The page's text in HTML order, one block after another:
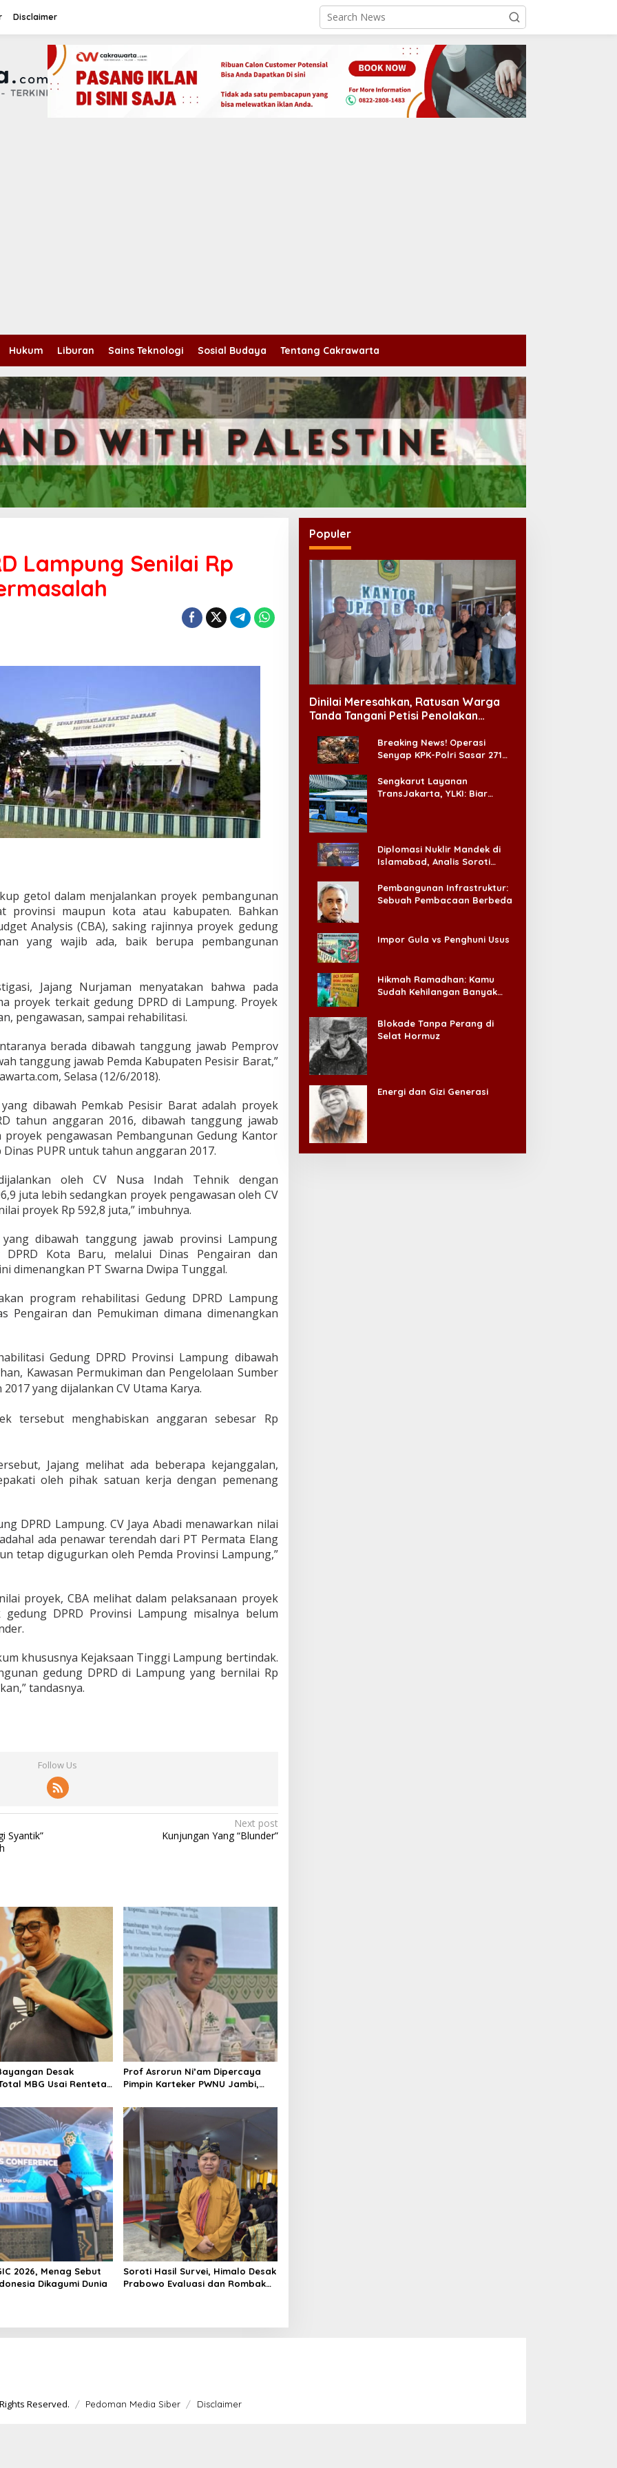
Disclaimer
Hukum Liburan Sains Teknologi Sosial Budaya Tentang Cakrawarta
Lampung Senilai Rp
getol dalam menjalankan proyek pembangunan
provinsi maupun kota atau kabupaten. Bahkan
Analysis (CBA), saking rajinnya proyek gedung
yang wajib ada, baik berupa pembangunan
Jajang Nurjaman menyatakan bahwa pada
proyek terkait gedung DPRD di Lampung. Proyek
pengawasan, sampai rehabilitasi.
berada dibawah tanggung jawab Pemprov
tanggung jawab Pemda Kabupaten Pesisir Barat,”
Selasa (12/6/2018).
dibawah Pemkab Pesisir Barat adalah proyek
tahun anggaran 2016, dibawah tanggung jawab
proyek pengawasan Pembangunan Gedung Kantor
PUPR untuk tahun anggaran 2017.
oleh CV Nusa Indah Tehnik dengan
juta lebih sedangkan proyek pengawasan oleh CV
proyek Rp 592,8 juta,” imbuhnya.
dibawah tanggung jawab provinsi Lampung
DPRD Kota Baru, melalui Dinas Pengairan dan
dimenangkan PT Swarna Dwipa Tunggal.
program rehabilitasi Gedung DPRD Lampung
Pengairan dan Pemukiman dimana dimenangkan
Gedung DPRD Provinsi Lampung dibawah
Kawasan Permukiman dan Pengelolaan Sumber
yang dijalankan CV Utama Karya.
tersebut menghabiskan anggaran sebesar Rp
Jajang melihat ada beberapa kejanggalan,
oleh pihak satuan kerja dengan pemenang
DPRD Lampung. CV Jaya Abadi menawarkan nilai
ada penawar terendah dari PT Permata Elang
tetap digugurkan oleh Pemda Provinsi Lampung,”
proyek, CBA melihat dalam pelaksanaan proyek
DPRD Provinsi Lampung misalnya belum
khususnya Kejaksaan Tinggi Lampung bertindak.
gedung DPRD di Lampung yang bernilai Rp
tandasnya.
Follow Us
Syantik”
Next post
Kunjungan Yang “Blunder”
Desak
MBG Usai Rentetan
Prof Asrorun Ni’am Dipercaya
Pimpin Karteker PWNU Jambi,
Kepemimpinan NU
2026, Menag Sebut
Dikagumi Dunia
Soroti Hasil Survei, Himalo Desak
Prabowo Evaluasi dan Rombak
Populer
Dinilai Meresahkan, Ratusan Warga
Tanda Tangani Petisi Penolakan
Breaking News! Operasi
Senyap KPK-Polri Sasar 271
Ada ‘Badai Pemeriksaan’
Sengkarut Layanan
TransJakarta, YLKI: Biar
Diplomasi Nuklir Mandek di
Islamabad, Analis Soroti
Pembangunan Infrastruktur:
Sebuah Pembacaan Berbeda
Impor Gula vs Penghuni Usus
Hikmah Ramadhan: Kamu
Sudah Kehilangan Banyak
Blokade Tanpa Perang di
Selat Hormuz
Energi dan Gizi Generasi
Reserved. Pedoman Media Siber Disclaimer